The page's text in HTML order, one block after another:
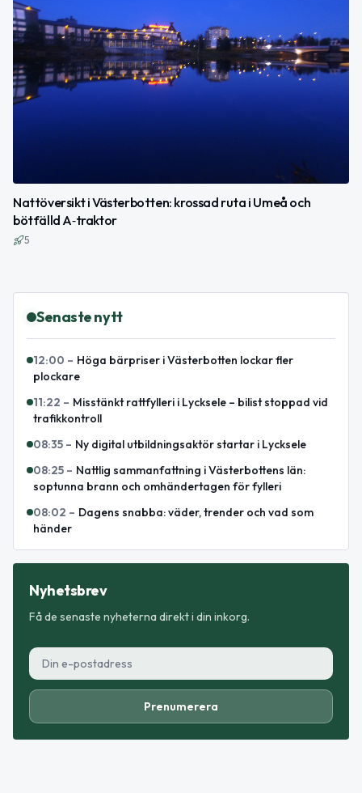
Nattöversikt i Västerbotten: krossad ruta i Umeå och
bötfälld A‑traktor
5
Senaste nytt
12:00 – Höga bärpriser i Västerbotten lockar fler
plockare
11:22 – Misstänkt rattfylleri i Lycksele – bilist stoppad vid
trafikkontroll
08:35 – Ny digital utbildningsaktör startar i Lycksele
08:25 – Nattlig sammanfattning i Västerbottens län:
soptunna brann och omhändertagen för fylleri
08:02 – Dagens snabba: väder, trender och vad som
händer
Nyhetsbrev
Få de senaste nyheterna direkt i din inkorg.
Prenumerera